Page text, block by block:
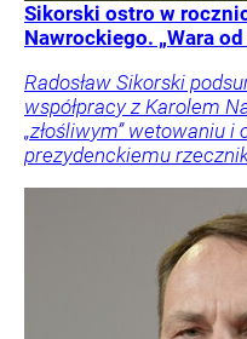
Sikorski ostro w
Nawrockiego. „Wara
Radosław Sikorski
współpracy z Karolem
„złośliwym” wetowaniu i
prezydenckiemu